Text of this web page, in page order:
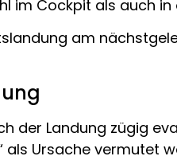
im Cockpit als auch in
am
der Landung zügig
als Ursache vermutet